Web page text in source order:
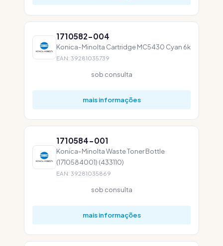
1710582-004
Konica-Minolta Cartridge MC5430 Cyan 6k
EAN: 39281035739
sob consulta
mais informações
1710584-001
Konica-Minolta Waste Toner Bottle
(1710584001) (433110)
EAN: 39281035869
sob consulta
mais informações